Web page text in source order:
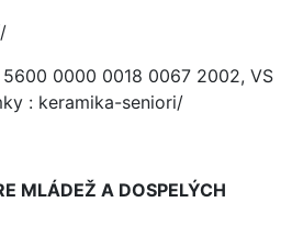
0000 0018 0067 2002, VS
: keramika-seniori/
MLÁDEŽ A DOSPELÝCH